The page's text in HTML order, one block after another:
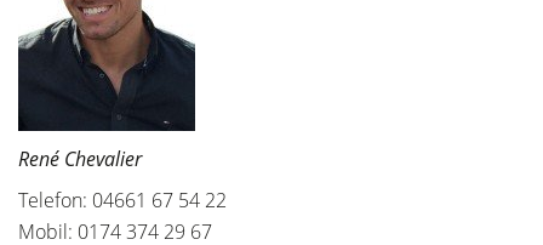
René Chevalier
Telefon: 04661 67 54 22
Mobil: 0174 374 29 67